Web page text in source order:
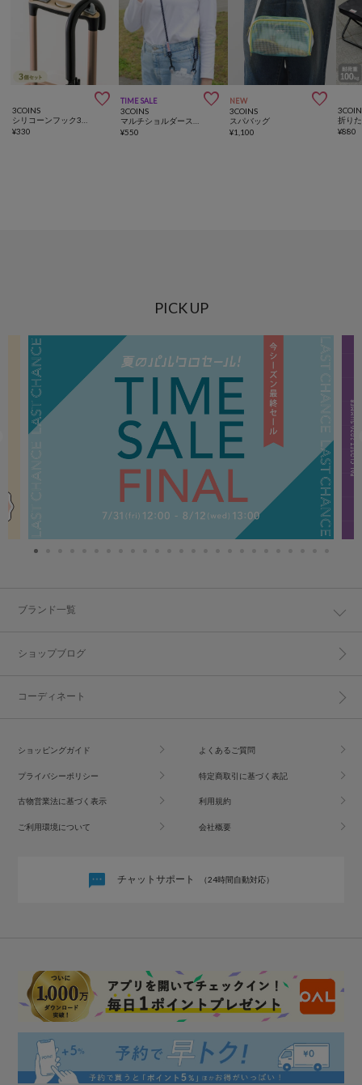

3COINS
¥330
TIME SALE 
3COINS
¥550
NEW 
3COINS
スパバッグ
¥1,100
折り
¥880
PICK UP
ブランド一覧
ショップブログ
コーディネート
ショッピングガイド よくあるご質問
プライバシーポリシー 特定商取引に基づく表記
古物営業法に基づく表示 利用規約
ご利用環境について 会社概要
チャットサポート （24時間自動対応）